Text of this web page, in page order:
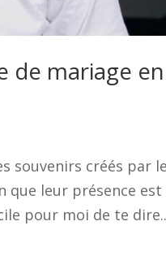
de mariage en
souvenirs créés par
que leur présence est
pour moi de te